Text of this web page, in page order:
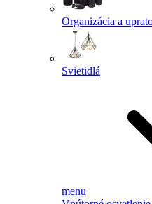
Organizácia a
Svietidlá
menu